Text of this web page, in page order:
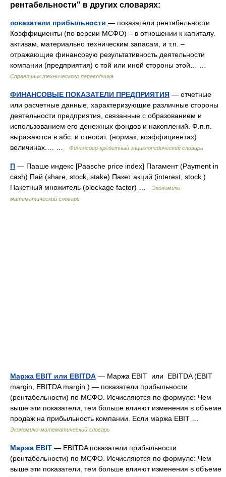
рентабельности" в других словарях:
показатели прибыльности — показатели рентабельности
Коэффициенты (по версии МСФО) – в отношении к капиталу.
активам, материально техническим запасам, и т.п. –
отражающие финансовую результативность деятельности
компании (предприятия) с той или иной стороны этой… …
Справочник технического переводчика
ФИНАНСОВЫЕ ПОКАЗАТЕЛИ ПРЕДПРИЯТИЯ — отчетные
или расчетные данные, характеризующие различные стороны
деятельности предприятия, связанные с образованием и
использованием его денежных фондов и накоплений. Ф.п.п.
выражаются в абс. и относит. (нормах, коэффициентах)
величинах.… …
Финансово-кредитный энциклопедический словарь
П — Пааше индекс [Paasche price index] Пагамент (Payment in
cash) Пай (share, stock, stake) Пакет акций (interest, stock )
Пакетный множитель (blockage factor) …
Экономико-
математический словарь
Маржа EBIT или EBITDA — Маржа EBIT или EBITDA (EBIT
margin, EBITDA margin.) — показатели прибыльности
(рентабельности) по МСФО. Исчисляются по формуле: Чем
выше эти показатели, тем больше влияют изменения в объеме
продаж на прибыльность компании. Если маржа EBIT …
Экономико-математический словарь
Маржа EBIT — EBITDA показатели прибыльности
(рентабельности) по МСФО. Исчисляются по формуле: Чем
выше эти показатели, тем больше влияют изменения в объеме